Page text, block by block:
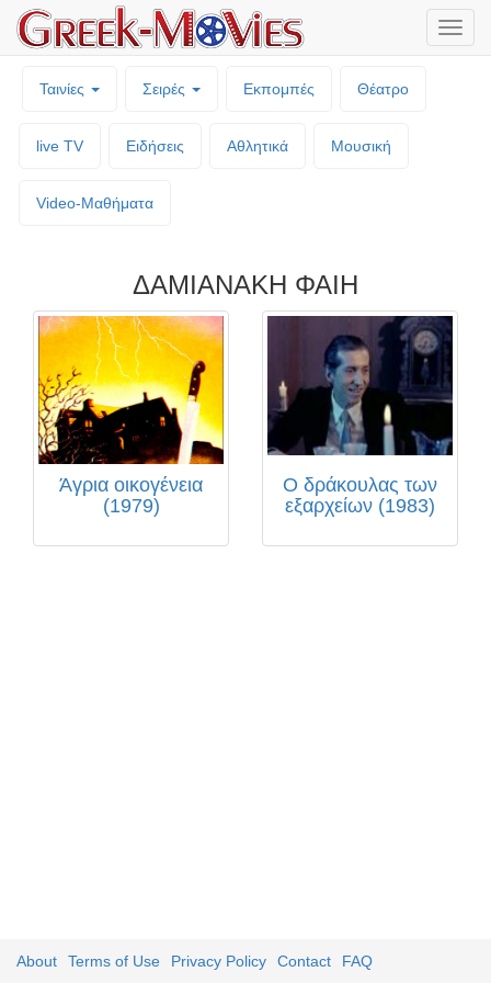
Ταινίες Σειρές Εκπομπές Θέατρο
live TV Ειδήσεις Αθλητικά Μουσική
Video-Mαθήματα
ΔΑΜΙΑΝΑΚΗ ΦΑΙΗ
Άγρια οικογένεια
(1979)
Ο δράκουλας των
εξαρχείων (1983)
About Terms of Use Privacy Policy Contact FAQ